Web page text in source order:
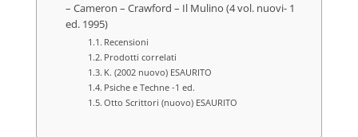
– Cameron – Crawford – Il Mulino (4 vol. nuovi- 1
ed. 1995)
Recensioni
Prodotti correlati
K. (2002 nuovo) ESAURITO
Psiche e Techne -1 ed.
Otto Scrittori (nuovo) ESAURITO